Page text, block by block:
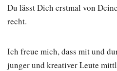
Du lässt Dich erstmal von
recht.
Ich freue mich, dass mit und
junger und kreativer Leute